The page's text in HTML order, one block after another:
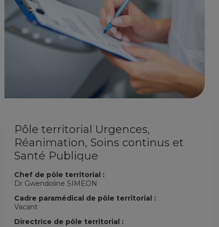
Pôle territorial Urgences,
Réanimation, Soins continus et
Santé Publique
Chef de pôle territorial :
Dr Gwendoline SIMEON
Cadre paramédical de pôle territorial :
Vacant
Directrice de pôle territorial :